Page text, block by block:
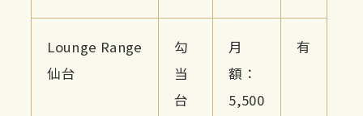
Lounge Range
仙台
勾
当
台
月
額：
5,500
有